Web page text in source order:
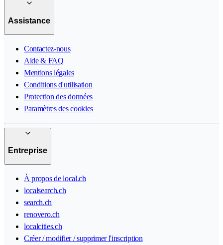
Assistance
Contactez-nous
Aide & FAQ
Mentions légales
Conditions d'utilisation
Protection des données
Paramètres des cookies
Entreprise
À propos de local.ch
localsearch.ch
search.ch
renovero.ch
localcities.ch
Créer / modifier / supprimer l'inscription